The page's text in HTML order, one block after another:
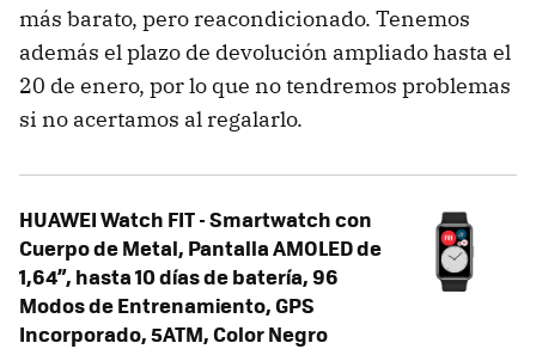
más barato, pero reacondicionado. Tenemos
además el plazo de devolución ampliado hasta el
20 de enero, por lo que no tendremos problemas
si no acertamos al regalarlo.
HUAWEI Watch FIT - Smartwatch con
Cuerpo de Metal, Pantalla AMOLED de
1,64”, hasta 10 días de batería, 96
Modos de Entrenamiento, GPS
Incorporado, 5ATM, Color Negro